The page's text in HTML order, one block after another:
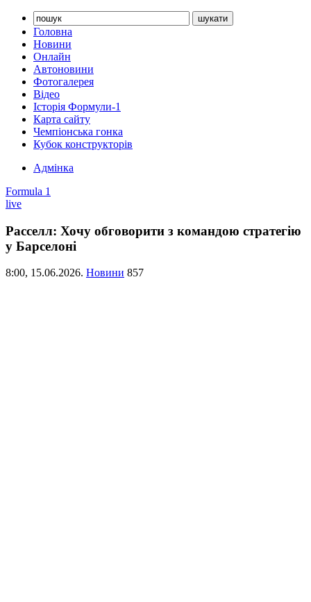
Головна
Новини
Онлайн
Автоновини
Фотогалерея
Відео
Історія Формули-1
Карта сайту
Чемпіонська гонка
Кубок конструкторів
Адмінка
Formula 1
live
Расселл: Хочу обговорити з командою стратегію
у Барселоні
8:00, 15.06.2026. Новини 857